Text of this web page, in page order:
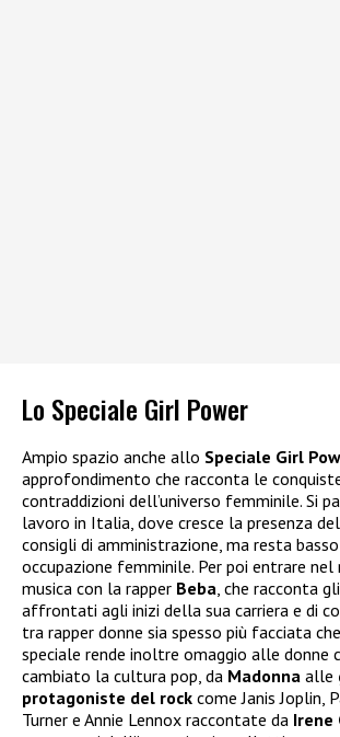
Lo Speciale Girl Power
Ampio spazio anche allo Speciale Girl
approfondimento che racconta le
contraddizioni dell’universo femminile. Si
lavoro in Italia, dove cresce la presenza
consigli di amministrazione, ma resta
occupazione femminile. Per poi entrare
musica con la rapper Beba , che racconta
affrontati agli inizi della sua carriera e di
tra rapper donne sia spesso più facciata
speciale rende inoltre omaggio alle donne
cambiato la cultura pop, da Madonna alle
protagoniste del rock come Janis Joplin,
Turner e Annie Lennox raccontate da Irene